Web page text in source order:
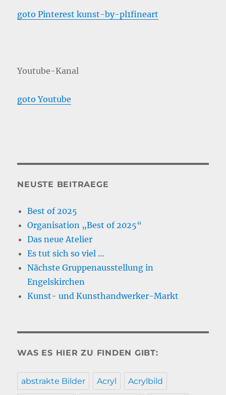
goto Pinterest kunst-by-pl1fineart
Youtube-Kanal
goto Youtube
NEUSTE BEITRAEGE
Best of 2025
Organisation „Best of 2025“
Das neue Atelier
Es tut sich so viel …
Nächste Gruppenausstellung in
Engelskirchen
Kunst- und Kunsthandwerker-Markt
WAS ES HIER ZU FINDEN GIBT:
abstrakte Bilder Acryl Acrylbild